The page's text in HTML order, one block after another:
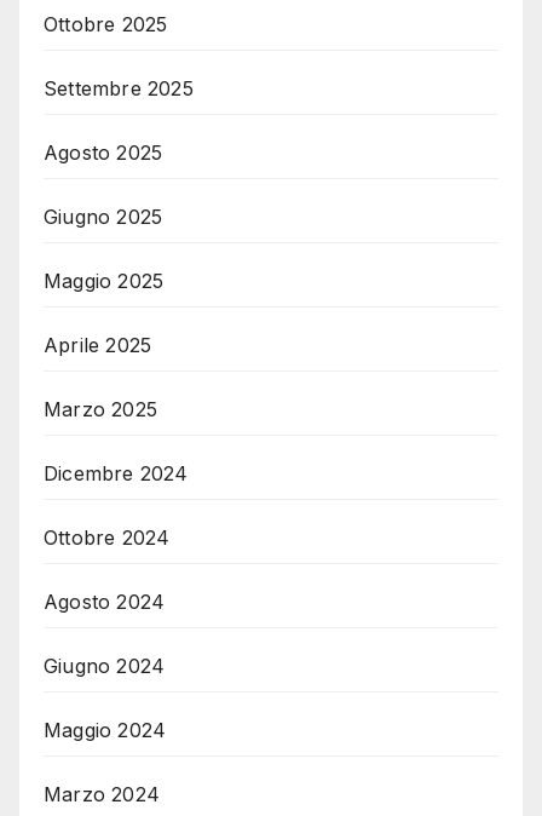
Ottobre 2025
Settembre 2025
Agosto 2025
Giugno 2025
Maggio 2025
Aprile 2025
Marzo 2025
Dicembre 2024
Ottobre 2024
Agosto 2024
Giugno 2024
Maggio 2024
Marzo 2024